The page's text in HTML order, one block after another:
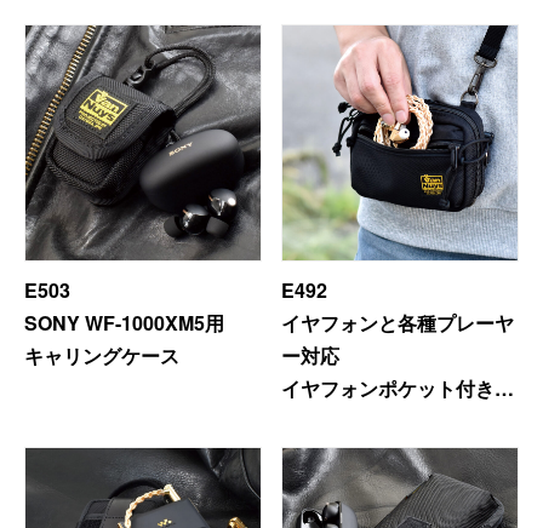
E503
SONY WF-1000XM5用
キャリングケース
E492
イヤフォンと各種プレーヤ
ー対応
イヤフォンポケット付きキ
ファスナー